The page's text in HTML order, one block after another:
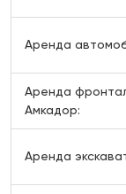
Аренда
Аренда
Амкадор:
Аренда